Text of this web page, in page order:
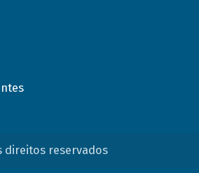
direitos reservados